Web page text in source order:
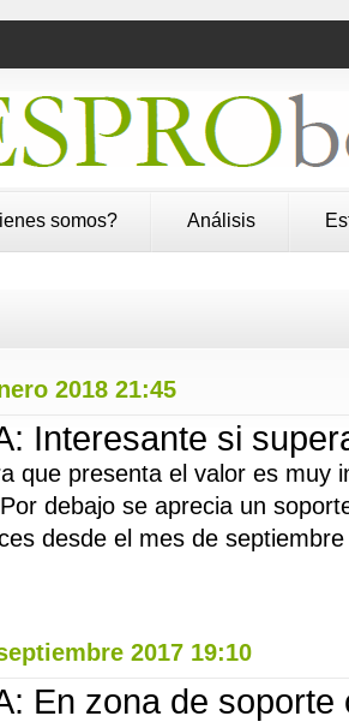
somos? Análisis
2018 21:45
Interesante si
que presenta el valor es muy
debajo se aprecia un
desde el mes de
2017 19:10
En zona de soporte